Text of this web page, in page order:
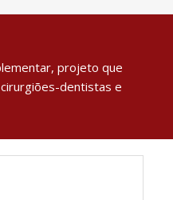
projeto que
dentistas e